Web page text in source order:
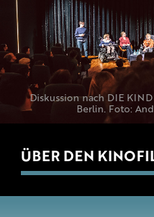
Diskussion nach DIE
Berlin. Foto:
ÜBER DEN